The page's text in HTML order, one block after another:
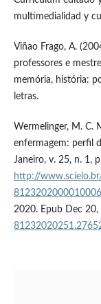
multimedialidad y
Viñao Frago, A.
professores e
memória, história:
letras.
Wermelinger, M. C.
enfermagem: perfil
Janeiro, v. 25, n. 1,
http://
2020. Epub Dec 20,